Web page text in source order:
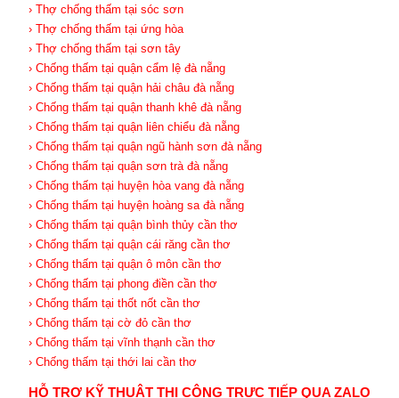
› Thợ chống thấm tại sóc sơn
› Thợ chống thấm tại ứng hòa
› Thợ chống thấm tại sơn tây
› Chống thấm tại quận cẩm lệ đà nẵng
› Chống thấm tại quận hải châu đà nẵng
› Chống thấm tại quận thanh khê đà nẵng
› Chống thấm tại quận liên chiểu đà nẵng
› Chống thấm tại quận ngũ hành sơn đà nẵng
› Chống thấm tại quận sơn trà đà nẵng
› Chống thấm tại huyện hòa vang đà nẵng
› Chống thấm tại huyện hoàng sa đà nẵng
› Chống thấm tại quận bình thủy cần thơ
› Chống thấm tại quận cái răng cần thơ
› Chống thấm tại quận ô môn cần thơ
› Chống thấm tại phong điền cần thơ
› Chống thấm tại thốt nốt cần thơ
› Chống thấm tại cờ đỏ cần thơ
› Chống thấm tại vĩnh thạnh cần thơ
› Chống thấm tại thới lai cần thơ
HỖ TRỢ KỸ THUẬT THI CÔNG TRỰC TIẾP QUA ZALO